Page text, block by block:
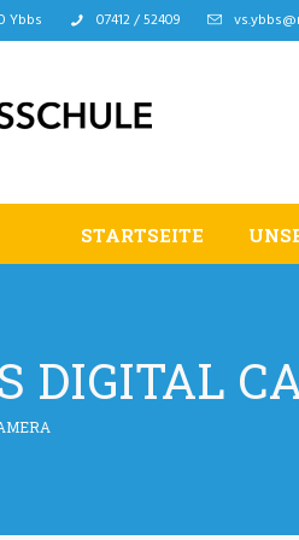
Ybbs 07412 / 52409
STARTSEITE
DIGITAL